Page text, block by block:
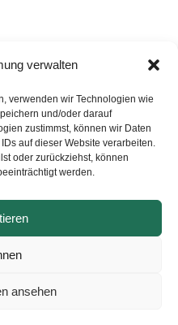
verwalten
verwenden wir Technologien wie
und/oder darauf
zustimmst, können wir Daten
auf dieser Website verarbeiten.
oder zurückziehst, können
werden.
ansehen
alle Rechte